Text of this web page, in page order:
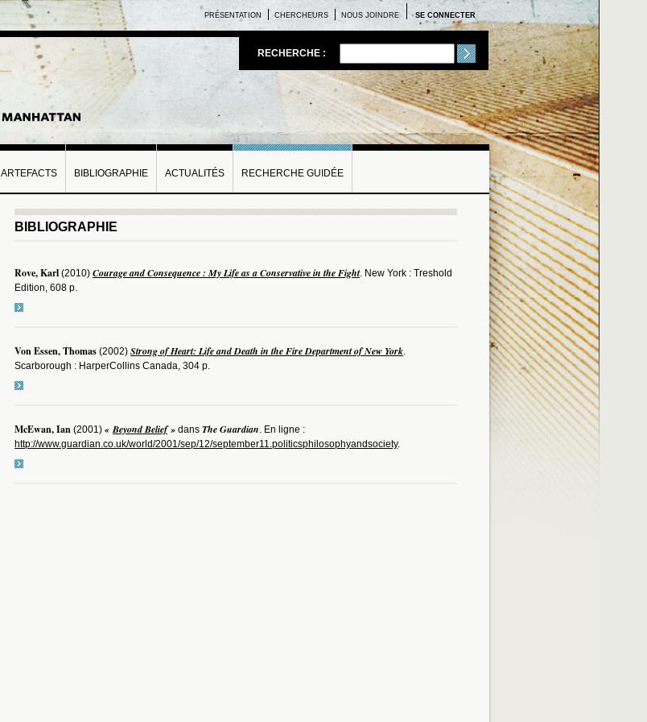
SE CONNECTER
PRÉSENTATION CHERCHEURS NOUS JOINDRE
RECHERCHE :
ARTEFACTS BIBLIOGRAPHIE ACTUALITÉS RECHERCHE GUIDÉE
BIBLIOGRAPHIE
Rove, Karl (2010) Courage and Consequence : My Life as a Conservative in the Fight. New York : Treshold
Edition, 608 p.
Von Essen, Thomas (2002) Strong of Heart: Life and Death in the Fire Department of New York.
Scarborough : HarperCollins Canada, 304 p.
McEwan, Ian (2001) «Beyond Belief» dans The Guardian. En ligne :
http://www.guardian.co.uk/world/2001/sep/12/september11.politicsphilosophyandsociety.